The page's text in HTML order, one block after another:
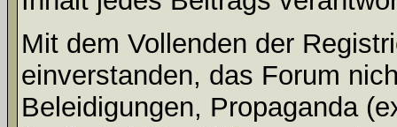
Mit dem Vollenden der
einverstanden, das Forum
Beleidigungen, Propaganda